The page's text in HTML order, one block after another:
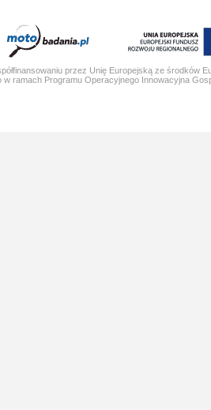
przez Unię Europejską ze środków
w ramach Programu Operacyjnego Innowacyjna